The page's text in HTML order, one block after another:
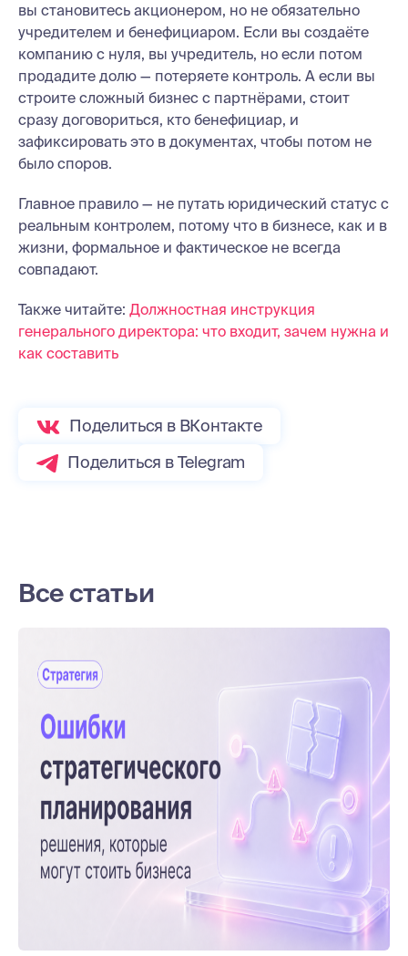
вы становитесь акционером, но не обязательно
учредителем и бенефициаром. Если вы создаёте
компанию с нуля, вы учредитель, но если потом
продадите долю — потеряете контроль. А если вы
строите сложный бизнес с партнёрами, стоит
сразу договориться, кто бенефициар, и
зафиксировать это в документах, чтобы потом не
было споров.
Главное правило — не путать юридический статус с
реальным контролем, потому что в бизнесе, как и в
жизни, формальное и фактическое не всегда
совпадают.
Также читайте: Должностная инструкция
генерального директора: что входит, зачем нужна и
как составить
Поделиться в ВКонтакте
Поделиться в Telegram
Все статьи